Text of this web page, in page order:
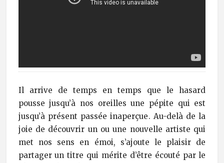
Il arrive de temps en temps que le hasard
pousse jusqu’à nos oreilles une pépite qui est
jusqu’à présent passée inaperçue. Au-delà de la
joie de découvrir un ou une nouvelle artiste qui
met nos sens en émoi, s’ajoute le plaisir de
partager un titre qui mérite d’être écouté par le